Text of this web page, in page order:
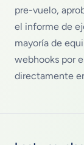
pre-vuelo,
el informe de
mayoría de
webhooks por
directamente